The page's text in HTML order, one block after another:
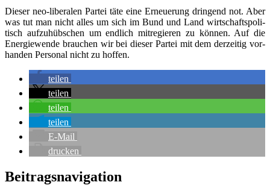
Die­ser neo-libe­ra­len Par­tei täte eine Erneue­rung drin­gend not. Aber
was tut man nicht alles um sich im Bund und Land wirt­schafts­po­li­
tisch auf­zu­hüb­schen um end­lich mit­re­gie­ren zu kön­nen. Auf die
Ener­gie­wen­de brau­chen wir bei die­ser Par­tei mit dem der­zei­tig vor­
han­den Per­so­nal nicht zu hoffen.
tei­len
tei­len
tei­len
tei­len
E‑Mail
dru­cken
Beitragsnavigation